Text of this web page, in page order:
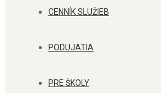
CENNÍK SLUŽIEB
PODUJATIA
PRE ŠKOLY